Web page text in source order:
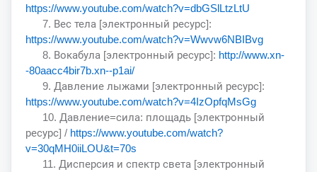
https://www.youtube.com/watch?v=dbGSlLtzLtU
7. Вес тела [электронный ресурс]:
https://www.youtube.com/watch?v=Wwvw6NBIBvg
8. Вокабула [электронный ресурс]: http://www.xn-
-80aacc4bir7b.xn--p1ai/
9. Давление лыжами [электронный ресурс]:
https://www.youtube.com/watch?v=4IzOpfqMsGg
10. Давление=сила: площадь [электронный
ресурс] / https://www.youtube.com/watch?
v=30qMH0iiLOU&t=70s
11. Дисперсия и спектр света [электронный